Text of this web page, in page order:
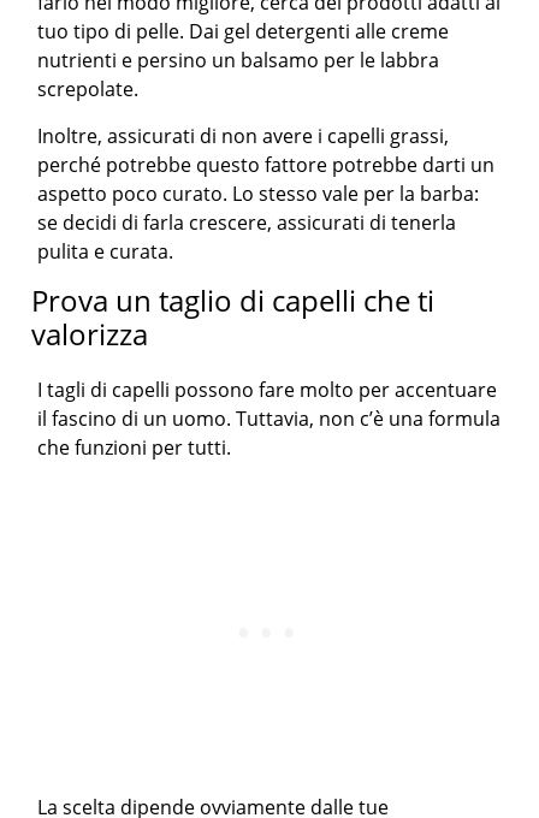
tuo tipo di pelle. Dai gel detergenti alle creme
nutrienti e persino un balsamo per le labbra
screpolate.
Inoltre, assicurati di non avere i capelli grassi,
perché potrebbe questo fattore potrebbe darti un
aspetto poco curato. Lo stesso vale per la barba:
se decidi di farla crescere, assicurati di tenerla
pulita e curata.
Prova un taglio di capelli che ti
valorizza
I tagli di capelli possono fare molto per accentuare
il fascino di un uomo. Tuttavia, non c’è una formula
che funzioni per tutti.
La scelta dipende ovviamente dalle tue